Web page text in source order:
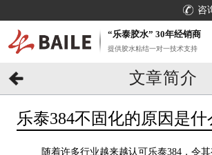
咨
“乐泰胶水” 30年经销商
提供胶水粘结一对一技术支持
文章简介
乐泰384不固化的原因是
随着许多行业越来越认可乐泰384，令